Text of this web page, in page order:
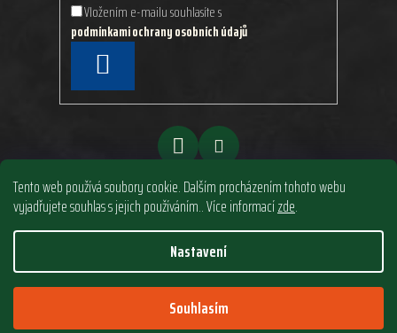
Tento web používá soubory cookie. Dalším procházením tohoto webu
vyjadřujete souhlas s jejich používáním.. Více informacízde.
Nastavení
Souhlasím
Vložením e-mailu souhlasíte s
podmínkami ochrany osobních údajů
SE
Vytvořil Shoptet&PekneWeby
Copyright 2026North Style s.r.o.. Všechna práva
vyhrazena.